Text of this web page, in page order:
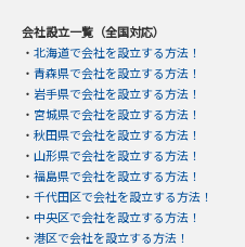
会社設立一覧（全国対応）
・ 北海道で会社を設立する方法！
・ 青森県で会社を設立する方法！
・ 岩手県で会社を設立する方法！
・ 宮城県で会社を設立する方法！
・ 秋田県で会社を設立する方法！
・ 山形県で会社を設立する方法！
・ 福島県で会社を設立する方法！
・ 千代田区で会社を設立する方法！
・ 中央区で会社を設立する方法！
・ 港区で会社を設立する方法！